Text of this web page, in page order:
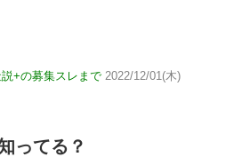
+の募集スレまで 2022/12/01(木)
ってる？